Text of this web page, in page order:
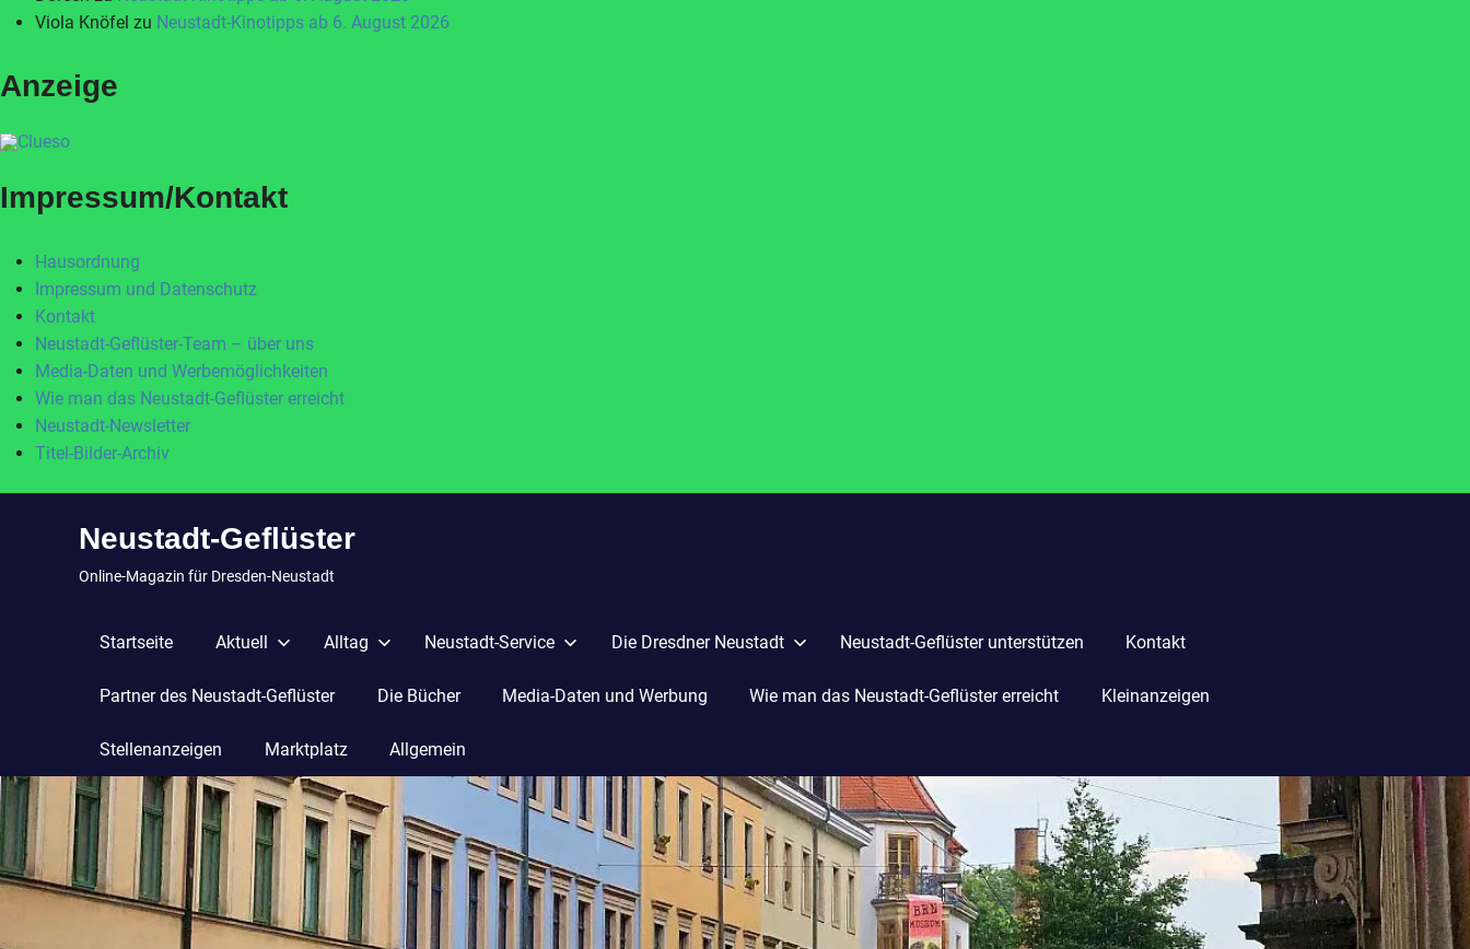
Viola Knöfel zu Neustadt-Kinotipps ab 6. August 2026
Anzeige
Impressum/Kontakt
Hausordnung
Impressum und Datenschutz
Kontakt
Neustadt-Geflüster-Team – über uns
Media-Daten und Werbemöglichkeiten
Wie man das Neustadt-Geflüster erreicht
Neustadt-Newsletter
Titel-Bilder-Archiv
Neustadt-Geflüster
Online-Magazin für Dresden-Neustadt
Startseite Aktuell Alltag Neustadt-Service Die Dresdner Neustadt Neustadt-Geflüster unterstützen Kontakt
Partner des Neustadt-Geflüster Die Bücher Media-Daten und Werbung Wie man das Neustadt-Geflüster erreicht Kleinanzeigen
Stellenanzeigen Marktplatz Allgemein